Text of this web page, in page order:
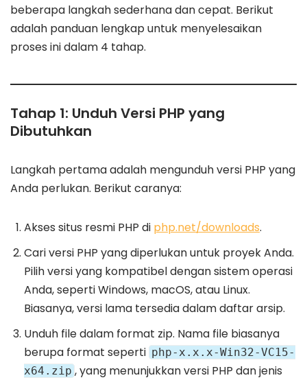
beberapa langkah sederhana dan cepat. Berikut
adalah panduan lengkap untuk menyelesaikan
proses ini dalam 4 tahap.
Tahap 1: Unduh Versi PHP yang
Dibutuhkan
Langkah pertama adalah mengunduh versi PHP yang
Anda perlukan. Berikut caranya:
Akses situs resmi PHP di php.net/downloads.
Cari versi PHP yang diperlukan untuk proyek Anda.
Pilih versi yang kompatibel dengan sistem operasi
Anda, seperti Windows, macOS, atau Linux.
Biasanya, versi lama tersedia dalam daftar arsip.
Unduh file dalam format zip. Nama file biasanya
berupa format seperti php-x.x.x-Win32-VC15-
x64.zip , yang menunjukkan versi PHP dan jenis